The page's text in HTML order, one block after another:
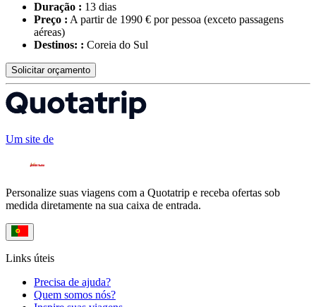
Duração : 13 dias
Preço : A partir de 1990 € por pessoa (exceto passagens
aéreas)
Destinos: : Coreia do Sul
Solicitar orçamento
Um site de
Personalize suas viagens com a Quotatrip e receba ofertas sob
medida diretamente na sua caixa de entrada.
Links úteis
Precisa de ajuda?
Quem somos nós?